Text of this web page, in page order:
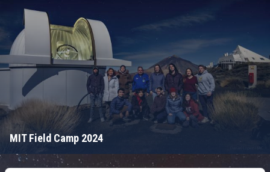
MIT Field Camp 2024